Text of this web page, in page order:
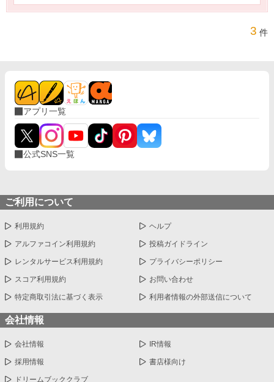
3 件
アプリ一覧
公式SNS一覧
ご利用について
利用規約 ヘルプ
アルファコイン利用規約 投稿ガイドライン
レンタルサービス利用規約 プライバシーポリシー
スコア利用規約 お問い合わせ
特定商取引法に基づく表示 利用者情報の外部送信について
会社情報
会社情報 IR情報
採用情報 書店様向け
ドリームブッククラブ